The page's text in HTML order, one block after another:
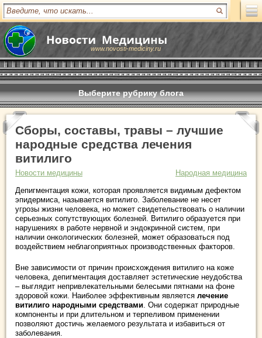
www.novosti-mediciny.ru
Выберите рубрику блога
Сборы, составы, травы – лучшие
народные средства лечения
витилиго
Новости медицины
Народная медицина
Депигментация кожи, которая проявляется видимым дефектом
эпидермиса, называется витилиго. Заболевание не несет
угрозы жизни человека, но может свидетельствовать о наличии
серьезных сопутствующих болезней. Витилиго образуется при
нарушениях в работе нервной и эндокринной систем, при
наличии онкологических болезней, может образоваться под
воздействием неблагоприятных производственных факторов.
Вне зависимости от причин происхождения витилиго на коже
человека, депигментация доставляет эстетические неудобства
– выглядит непривлекательными белесыми пятнами на фоне
здоровой кожи. Наиболее эффективным является лечение
витилиго народными средствами. Они содержат природные
компоненты и при длительном и терпеливом применении
позволяют достичь желаемого результата и избавиться от
заболевания.